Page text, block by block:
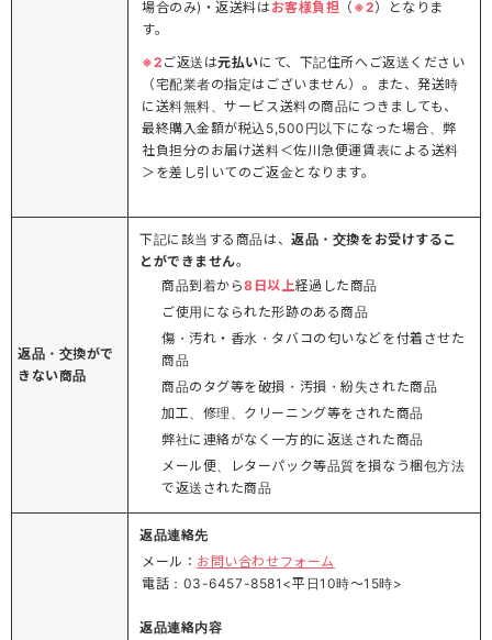
場合のみ)・返送料はお客様負担 （ ※2）となりま
す。
※2 ご返送は元払いにて、下記住所へご返送ください
（宅配業者の指定はございません）。また、発送時
に送料無料、サービス送料の商品につきましても、
最終購入金額が税込5,500円以下になった場合、弊
社負担分のお届け送料＜佐川急便運賃表による送料
＞を差し引いてのご返金となります。
返品・交換がで
きない商品
下記に該当する商品は、返品・交換をお受けするこ
とができません。
商品到着から8日以上経過した商品
ご使用になられた形跡のある商品
傷・汚れ・香水・タバコの匂いなどを付着させた
商品
商品のタグ等を破損・汚損・紛失された商品
加工、修理、クリーニング等をされた商品
弊社に連絡がなく一方的に返送された商品
メール便、レターパック等品質を損なう梱包方法
で返送された商品
返品連絡先
メール： お問い合わせフォーム
電話：03-6457-8581<平日10時～15時>
返品連絡内容